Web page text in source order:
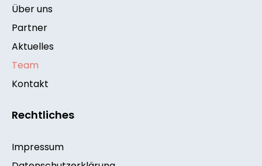
Über uns
Partner
Aktuelles
Team
Kontakt
Rechtliches
Impressum